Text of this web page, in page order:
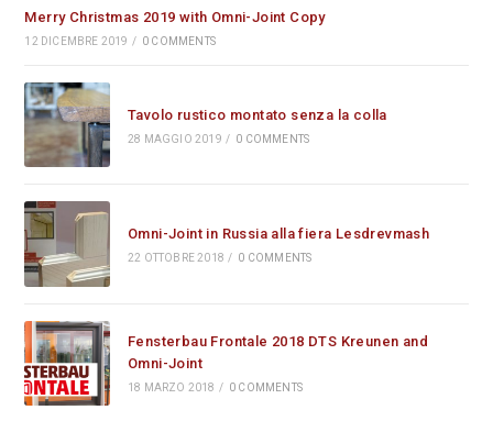
Merry Christmas 2019 with Omni-Joint Copy
12 DICEMBRE 2019 / 0 COMMENTS
Tavolo rustico montato senza la colla
28 MAGGIO 2019 / 0 COMMENTS
Omni-Joint in Russia alla fiera Lesdrevmash
22 OTTOBRE 2018 / 0 COMMENTS
Fensterbau Frontale 2018 DTS Kreunen and
Omni-Joint
18 MARZO 2018 / 0 COMMENTS